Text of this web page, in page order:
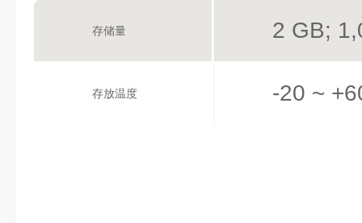
存储量 2 GB;
存放温度 -20 ~